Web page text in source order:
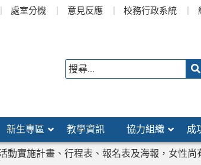
處室分機 意見反應 校務行政系統
新生專區 教學資訊 協力組織 成
動實施計畫、行程表、報名表及海報，女性尚